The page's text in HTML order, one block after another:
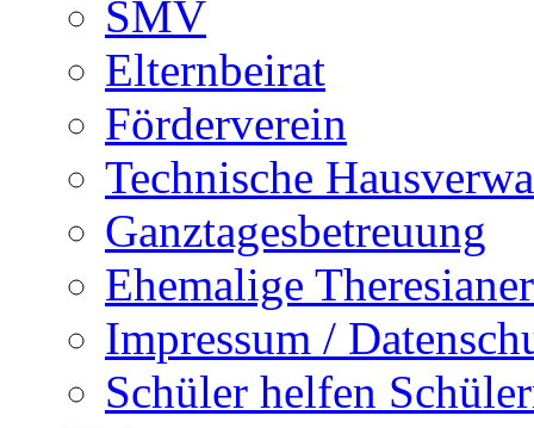
SMV
Elternbeirat
Förderverein
Technische
Ganztagesbetreuung
Ehemalige Theresianer
Impressum /
Schüler helfen